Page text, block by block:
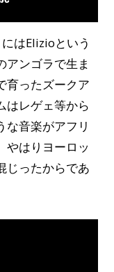
はElizioという
アンゴラで生ま
育ったズークア
はレゲェ等から
な音楽がアフリ
やはりヨーロッ
じったからであ